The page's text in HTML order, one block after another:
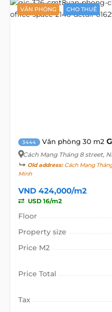
VĂN PHÒNG CHO THUÊ
3444 Văn phòng 30 m2
Cách Mạng Tháng 8 street,
Old address:Cách Mạng
Minh
VND 424,000/m2
USD 16/m2
Floor
Property size
Price M2
Price Total
Tax